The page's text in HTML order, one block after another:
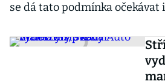
se dá tato podmínka očekávat